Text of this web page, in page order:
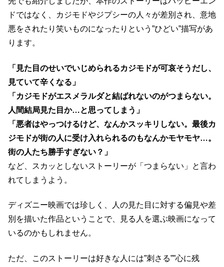
ドではなく、カジモドやジプシーの人々が差別され、意地
悪をされたり笑いものになったりという”ひどい”描写があ
ります。
「見た目のせいでいじめられるカジモドが可哀そうだし、
見ていて辛くなる」
「カジモドがエスメラルダと結ばれないのがつまらない。
人間結局見た目か…と思ってしまう」
「悪者はやっつけるけど、なんかスッキリしない。最後カ
ジモドが街の人に受け入れられるのもなんかモヤモヤ…。
街の人たち勝手すぎない？」
など、スカッとしないストーリーが「つまらない」と言わ
れてしまうよう。
ディズニー映画では珍しく、人の見た目に対する偏見や差
別を描いた作品ということで、見る人を選ぶ映画になって
いるのかもしれません。
ただ、このストーリーは好きな人には”刺さる””心に残